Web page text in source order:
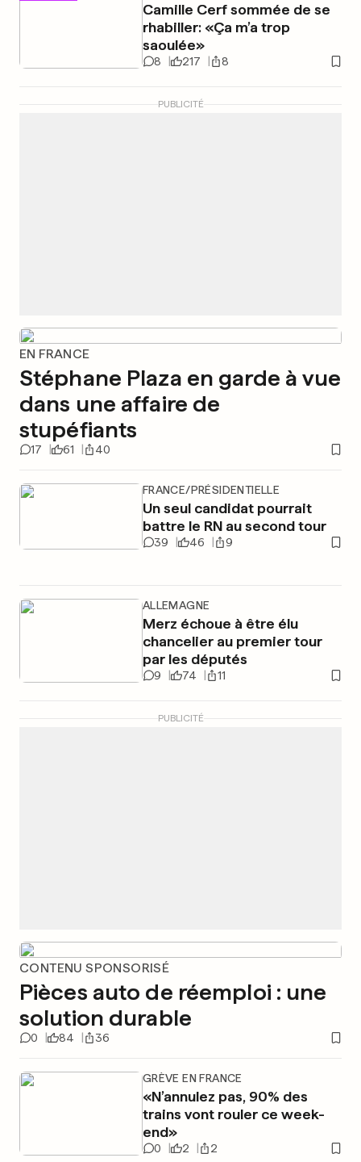
Camille Cerf sommée de se
rhabiller: «Ça m’a trop
saoulée»
8 217 8
PUBLICITÉ
EN FRANCE
Stéphane Plaza en garde à vue
dans une affaire de
stupéfiants
17 61 40
FRANCE/PRÉSIDENTIELLE
Un seul candidat pourrait
battre le RN au second tour
39 46 9
ALLEMAGNE
Merz échoue à être élu
chancelier au premier tour
par les députés
9 74 11
PUBLICITÉ
CONTENU SPONSORISÉ
Pièces auto de réemploi : une
solution durable
0 84 36
GRÈVE EN FRANCE
«N’annulez pas, 90% des
trains vont rouler ce week-
end»
0 2 2